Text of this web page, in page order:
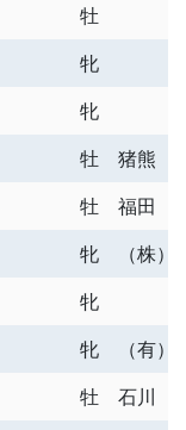
牡
牝
牝
牡
猪熊
牡
福田
牝
（株）
牝
牝
（有
牡
石川